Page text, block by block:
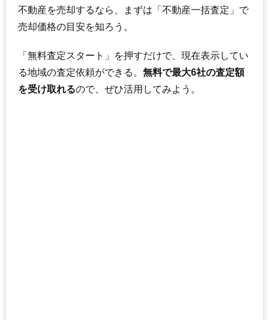
不動産を売却するなら、まずは「不動産一括査定」で
売却価格の目安を知ろう。
「無料査定スタート」を押すだけで、現在表示してい
る地域の査定依頼ができる。 無料で最大6社の査定額
を受け取れるので、ぜひ活用してみよう。